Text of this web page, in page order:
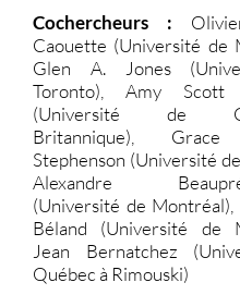
Cochercheurs :
Caouette (Université de
Glen A. Jones
Toronto), Amy Scott
(Université de
Britannique), Grace
Stephenson (Université
Alexandre Beaupré-
(Université de Montréal),
Béland (Université de
Jean Bernatchez
Québec à Rimouski)